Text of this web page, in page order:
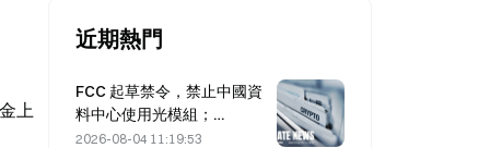
上
近期熱門
FCC 起草禁令，禁止中國資
料中心使用光模組；
Xinyuan 的 27% 市占率可能
2026-08-04 11:19:53